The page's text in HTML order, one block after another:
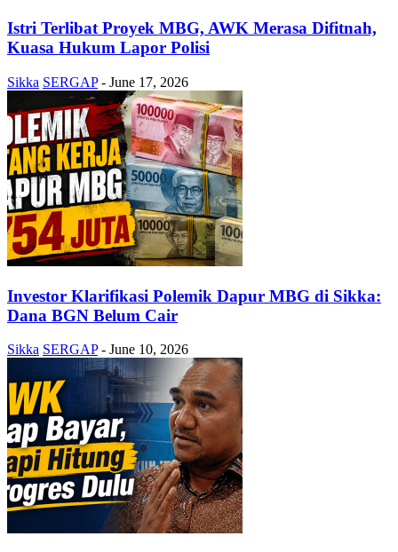
Istri Terlibat Proyek MBG, AWK Merasa Difitnah,
Kuasa Hukum Lapor Polisi
Sikka SERGAP - June 17, 2026
Investor Klarifikasi Polemik Dapur MBG di Sikka:
Dana BGN Belum Cair
Sikka SERGAP - June 10, 2026